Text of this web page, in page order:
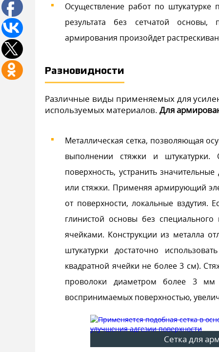
Осуществление работ по
результата без сетчатой
армирования произойдет
Разновидности
Различные виды применяемых для
используемых материалов. Для
Металлическая сетка, позволяющая
выполнении стяжки и штукатурки.
поверхность, устранить
или стяжки. Применяя армирующий
от поверхности, локальные вздутия.
глинистой основы без
ячейками. Конструкции из металла
штукатурки достаточно
квадратной ячейки не более 3 см).
проволоки диаметром более 3 мм
воспринимаемых поверхностью,
Сетка для